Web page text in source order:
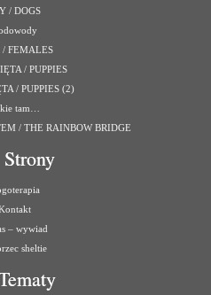
/ DOGS
/ FEMALES
/ PUPPIES
/ PUPPIES (2)
tam…
/ THE RAINBOW BRIDGE
Strony
– wywiad
sheltie